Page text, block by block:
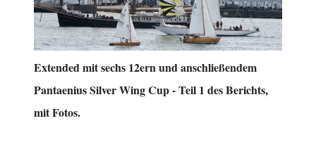
Extended mit sechs 12ern und anschließendem
Pantaenius Silver Wing Cup - Teil 1 des Berichts,
mit Fotos.